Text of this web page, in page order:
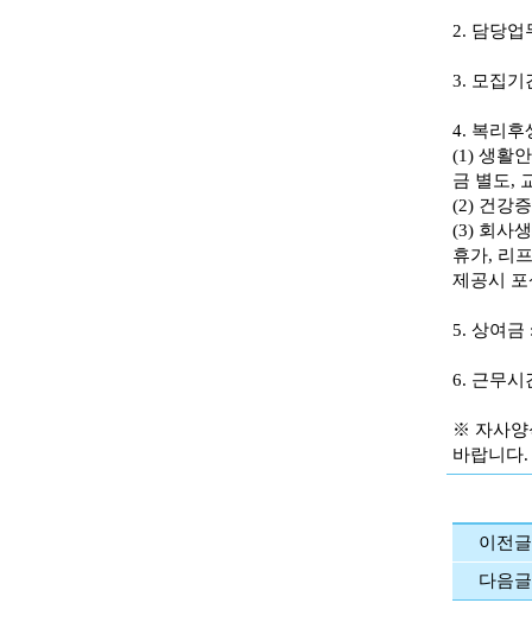
2. 담당업
3. 모집기
4. 복리후
(1) 생활
금 별도,
(2) 건강
(3) 회사
휴가, 리
제공시 포
5. 상여금
6. 근무시
※ 자사양
바랍니다.
이전글
다음글